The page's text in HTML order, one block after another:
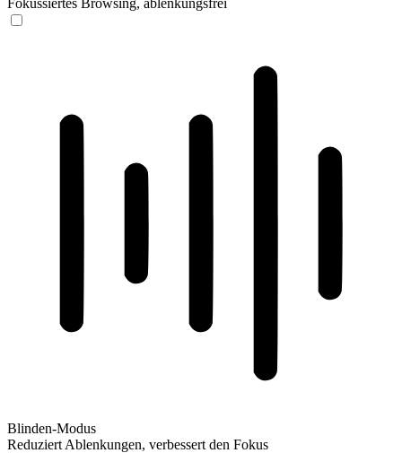
Blinden-Modus
Reduziert Ablenkungen, verbessert den Fokus